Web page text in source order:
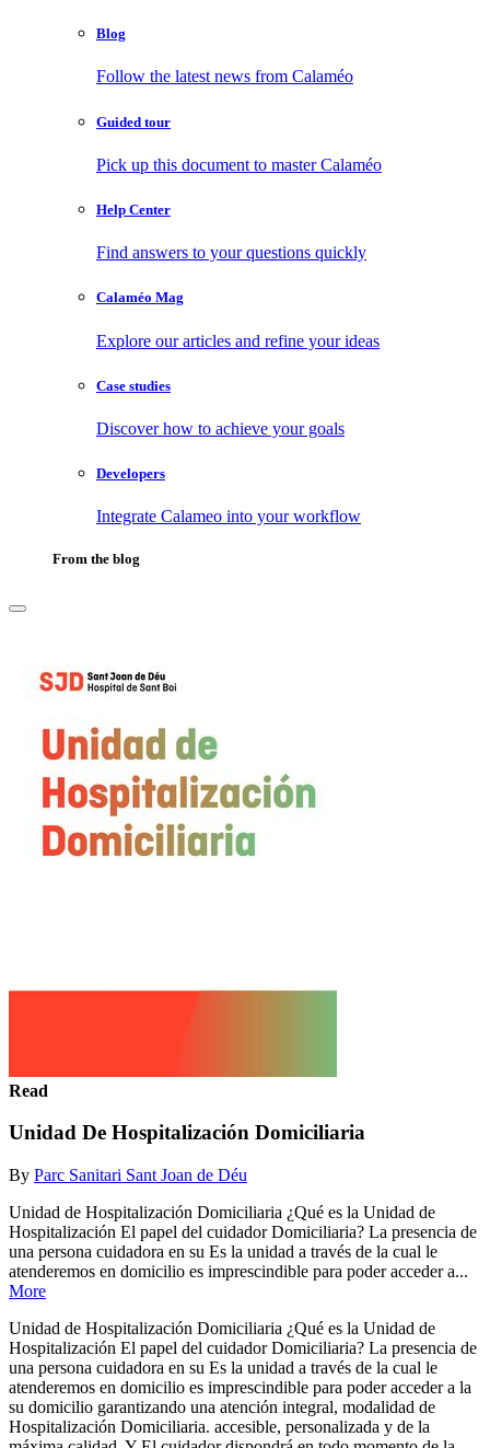
Blog
Follow the latest news from Calaméo
Guided tour
Pick up this document to master Calaméo
Help Center
Find answers to your questions quickly
Calaméo Mag
Explore our articles and refine your ideas
Case studies
Discover how to achieve your goals
Developers
Integrate Calameo into your workflow
From the blog
Read
Unidad De Hospitalización Domiciliaria
By Parc Sanitari Sant Joan de Déu
Unidad de Hospitalización Domiciliaria ¿Qué es la Unidad de
Hospitalización El papel del cuidador Domiciliaria? La presencia de
una persona cuidadora en su Es la unidad a través de la cual le
atenderemos en domicilio es imprescindible para poder acceder a...
More
Unidad de Hospitalización Domiciliaria ¿Qué es la Unidad de
Hospitalización El papel del cuidador Domiciliaria? La presencia de
una persona cuidadora en su Es la unidad a través de la cual le
atenderemos en domicilio es imprescindible para poder acceder a la
su domicilio garantizando una atención integral, modalidad de
Hospitalización Domiciliaria. accesible, personalizada y de la